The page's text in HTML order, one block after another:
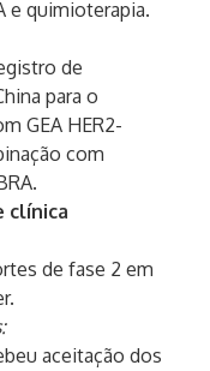
e quimioterapia.
de
para o
GEA HER2-
com
clínica
de fase 2 em
aceitação dos